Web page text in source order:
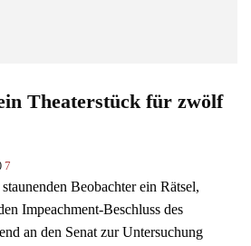
Theaterstück für zwölf
7
Beobachter ein Rätsel,
Impeachment-Beschluss des
an den Senat zur Untersuchung